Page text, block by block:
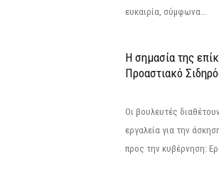
ευκαιρία, σύμφωνα...
Η σημασία της
Προαστιακό
Οι βουλευτές
εργαλεία για την
προς την κυβέρνηση: